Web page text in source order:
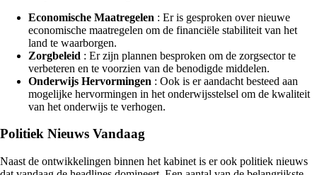
Economische Maatregelen : Er is gesproken over nieuwe
economische maatregelen om de financiële stabiliteit van het
land te waarborgen.
Zorgbeleid : Er zijn plannen besproken om de zorgsector te
verbeteren en te voorzien van de benodigde middelen.
Onderwijs Hervormingen : Ook is er aandacht besteed aan
mogelijke hervormingen in het onderwijsstelsel om de kwaliteit
van het onderwijs te verhogen.
Politiek Nieuws Vandaag
Naast de ontwikkelingen binnen het kabinet is er ook politiek nieuws